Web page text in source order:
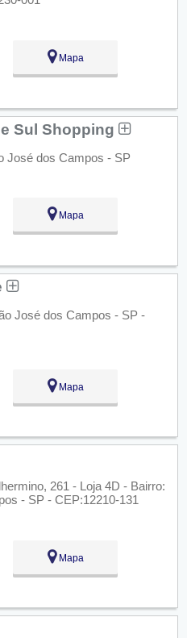
Mapa
Sul Shopping
José dos Campos - SP
Mapa
José dos Campos - SP -
Mapa
261 - Loja 4D - Bairro:
- SP - CEP:12210-131
Mapa